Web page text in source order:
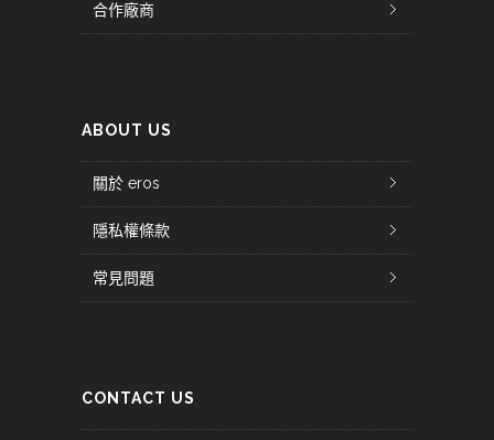
合作廠商
ABOUT US
關於 eros
隱私權條款
常見問題
CONTACT US